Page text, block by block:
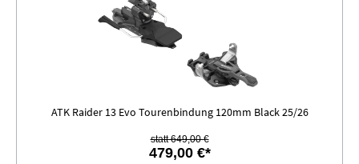
ATK Raider 13 Evo Tourenbindung 120mm Black 25/26
statt 649,00 €
479,00 €*